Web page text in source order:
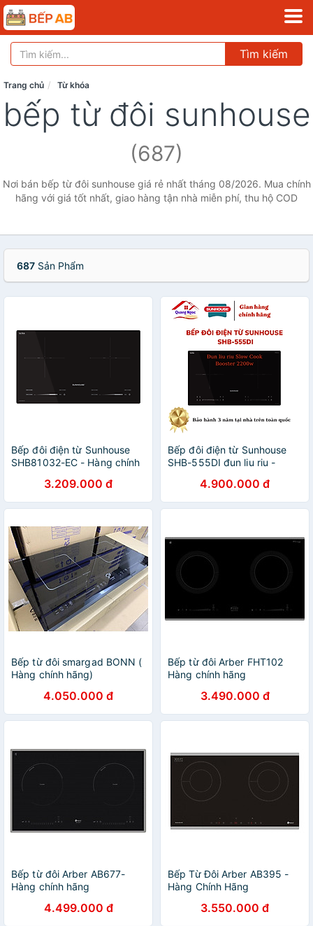
Tìm kiếm
Trang chủ Từ khóa
bếp từ đôi sunhouse
(687)
Nơi bán bếp từ đôi sunhouse giá rẻ nhất tháng 08/2026. Mua chính
hãng với giá tốt nhất, giao hàng tận nhà miễn phí, thu hộ COD
687 Sản Phẩm
Bếp đôi điện từ Sunhouse
SHB81032-EC - Hàng chính
3.209.000 đ
Bếp đôi điện từ Sunhouse
SHB-555DI đun liu riu -
4.900.000 đ
Bếp từ đôi smargad BONN (
Hàng chính hãng)
4.050.000 đ
Bếp từ đôi Arber FHT102
Hàng chính hãng
3.490.000 đ
Bếp từ đôi Arber AB677-
Hàng chính hãng
4.499.000 đ
Bếp Từ Đôi Arber AB395 -
Hàng Chính Hãng
3.550.000 đ